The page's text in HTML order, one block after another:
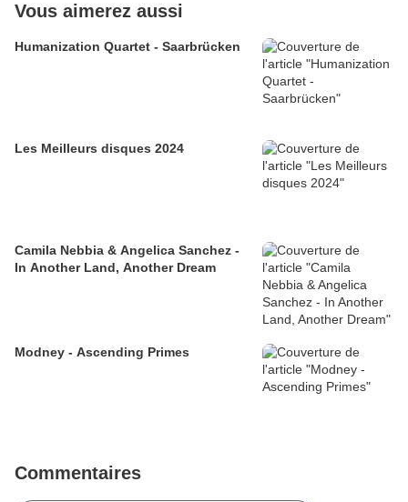
Vous aimerez aussi
Humanization Quartet - Saarbrücken
Les Meilleurs disques 2024
Camila Nebbia & Angelica Sanchez -
In Another Land, Another Dream
Modney - Ascending Primes
Commentaires